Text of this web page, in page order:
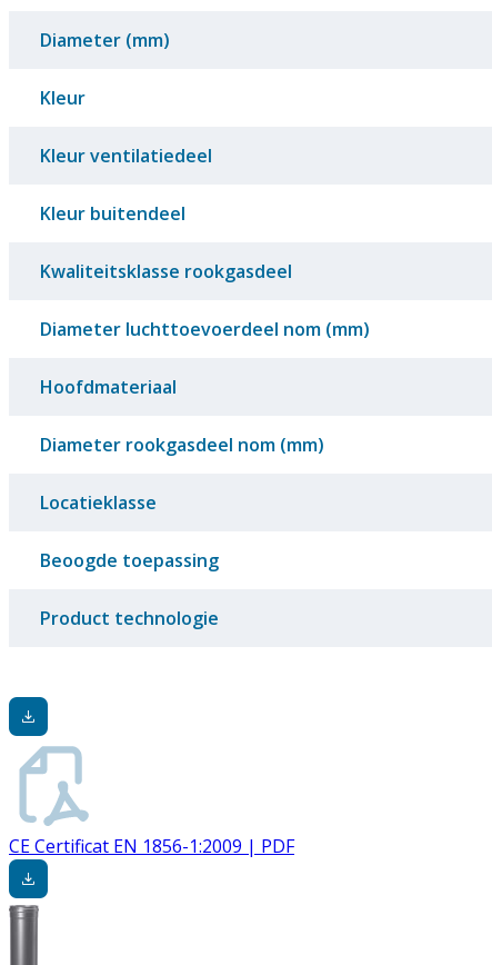
Diameter (mm)
Kleur
Kleur ventilatiedeel
Kleur buitendeel
Kwaliteitsklasse rookgasdeel
Diameter luchttoevoerdeel nom (mm)
Hoofdmateriaal
Diameter rookgasdeel nom (mm)
Locatieklasse
Beoogde toepassing
Product technologie
CE Certificat EN 1856-1:2009 | PDF